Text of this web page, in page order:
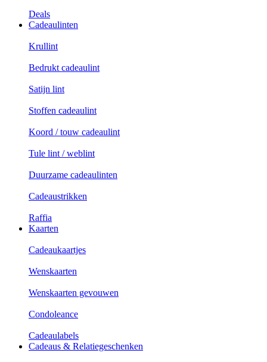
Deals
Cadeaulinten
Krullint
Bedrukt cadeaulint
Satijn lint
Stoffen cadeaulint
Koord / touw cadeaulint
Tule lint / weblint
Duurzame cadeaulinten
Cadeaustrikken
Raffia
Kaarten
Cadeaukaartjes
Wenskaarten
Wenskaarten gevouwen
Condoleance
Cadeaulabels
Cadeaus & Relatiegeschenken